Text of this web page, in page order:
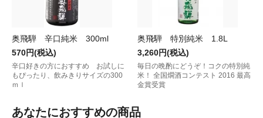
奥飛騨 辛口純米 300ml
570円(税込)
辛口好きの方におすすめ お試しに
もぴったり、飲みきりサイズの300
ｍｌ
奥飛騨 特別純米 1.8L
3,260円(税込)
毎日の晩酌にどうぞ！コクの特別純
米！ 全国燗酒コンテスト 2016 最高
金賞受賞
あなたにおすすめの商品